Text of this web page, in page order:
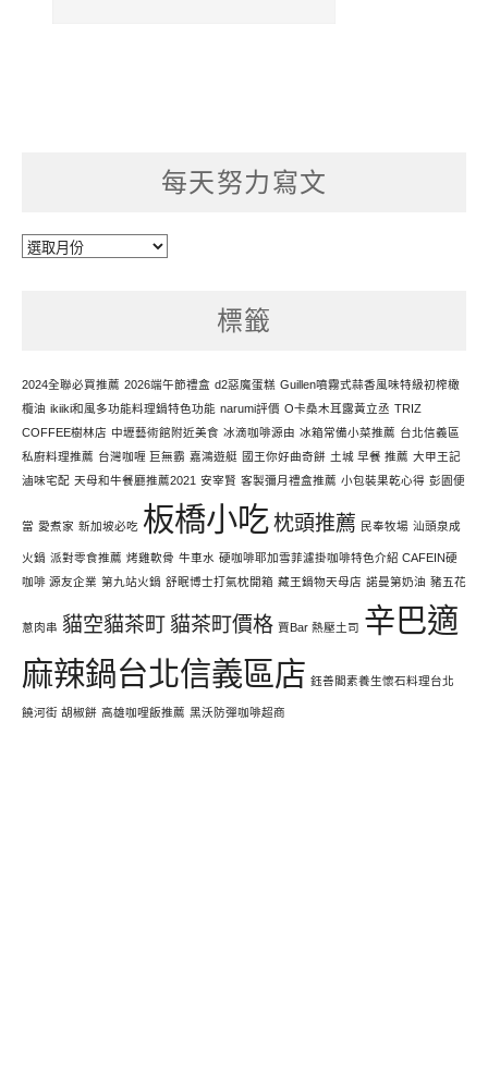
每天努力寫文
每
標籤
2024全聯必買推薦 2026端午節禮盒 d2惡魔蛋糕 Guillen噴霧式蒜香風味特級初榨橄
欖油 ikiiki和風多功能料理鍋特色功能 narumi評價 O卡桑木耳露黃立丞 TRIZ
COFFEE樹林店 中壢藝術館附近美食 冰滴咖啡源由 冰箱常備小菜推薦 台北信義區
私廚料理推薦 台灣咖喱 巨無霸 嘉鴻遊艇 國王你好曲奇餅 土城 早餐 推薦 大甲王記
滷味宅配 天母和牛餐廳推薦2021 安宰賢 客製彌月禮盒推薦 小包裝果乾心得 彭園便
當 愛煮家 新加坡必吃 板橋小吃枕頭推薦 民奉牧場 汕頭泉成
火鍋 派對零食推薦 烤雞軟骨 牛車水 硬咖啡耶加雪菲濾掛咖啡特色介紹 CAFEIN硬
咖啡 源友企業 第九站火鍋 舒眠博士打氣枕開箱 藏王鍋物天母店 諾曼第奶油 豬五花
蔥肉串 貓空貓茶町貓茶町價格 賈Bar 熱壓土司 辛巴適
麻辣鍋台北信義區店 鈺善閣素養生懷石料理台北
饒河街 胡椒餅 高雄咖哩飯推薦 黑沃防彈咖啡超商